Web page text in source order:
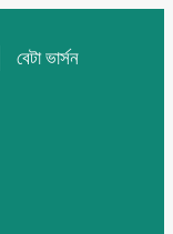
বেটা ভার্সন